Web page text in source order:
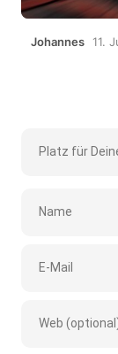
Johannes 11.